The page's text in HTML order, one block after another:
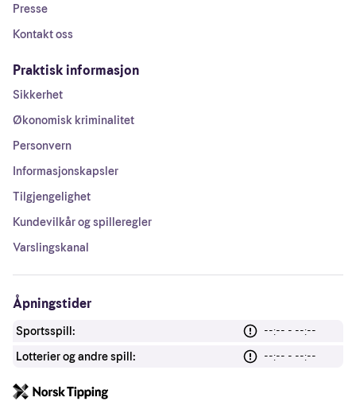
Presse
Kontakt oss
Praktisk informasjon
Sikkerhet
Økonomisk kriminalitet
Personvern
Informasjonskapsler
Tilgjengelighet
Kundevilkår og spilleregler
Varslingskanal
Åpningstider
Sportsspill:
--:-- - --:--
Lotterier og andre spill:
--:-- - --:--